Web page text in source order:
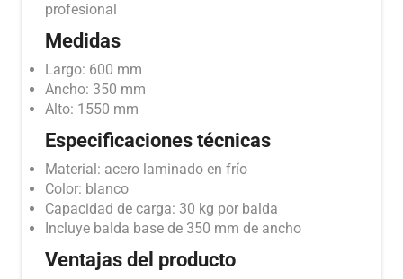
profesional
Medidas
Largo: 600 mm
Ancho: 350 mm
Alto: 1550 mm
Especificaciones técnicas
Material: acero laminado en frío
Color: blanco
Capacidad de carga: 30 kg por balda
Incluye balda base de 350 mm de ancho
Ventajas del producto